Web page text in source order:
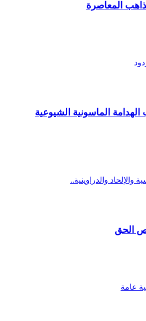
المعاصرة
الماسونية الشيوعية
الحق